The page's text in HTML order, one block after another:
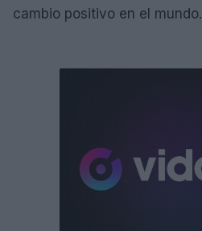
cambio positivo en el mundo.